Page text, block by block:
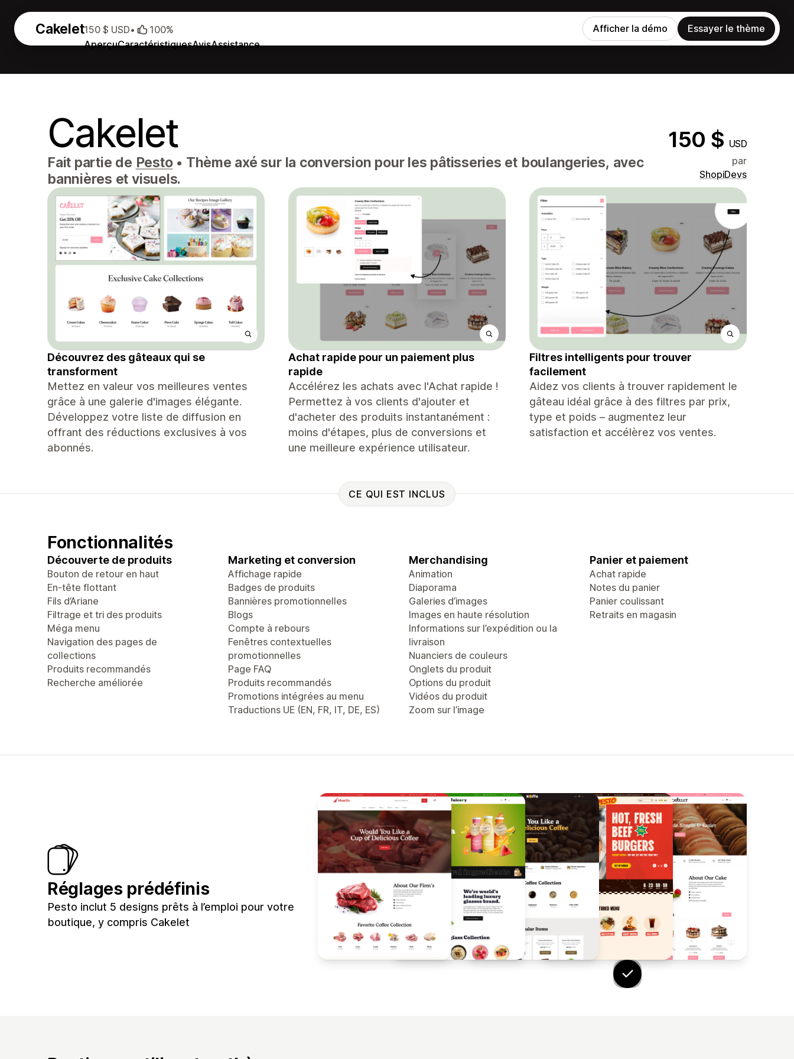
Cakelet
AperçuCaractéristiquesAvisAssistance
150 $ USD• 100% Afficher la démo Essayer le thème
Cakelet 150 $ USD
Fait partie de Pesto • Thème axé sur la conversion pour les pâtisseries et boulangeries, avec
bannières et visuels.
par
ShopiDevs
Découvrez des gâteaux qui se
transforment
Mettez en valeur vos meilleures ventes
grâce à une galerie d'images élégante.
Développez votre liste de diffusion en
offrant des réductions exclusives à vos
abonnés.
Achat rapide pour un paiement plus
rapide
Accélérez les achats avec l'Achat rapide !
Permettez à vos clients d'ajouter et
d'acheter des produits instantanément :
moins d'étapes, plus de conversions et
une meilleure expérience utilisateur.
Filtres intelligents pour trouver
facilement
Aidez vos clients à trouver rapidement le
gâteau idéal grâce à des filtres par prix,
type et poids – augmentez leur
satisfaction et accélèrez vos ventes.
CE QUI EST INCLUS
Fonctionnalités
Découverte de produits
Bouton de retour en haut
En-tête flottant
Fils d’Ariane
Filtrage et tri des produits
Méga menu
Navigation des pages de
collections
Produits recommandés
Recherche améliorée
Marketing et conversion
Affichage rapide
Badges de produits
Bannières promotionnelles
Blogs
Compte à rebours
Fenêtres contextuelles
promotionnelles
Page FAQ
Produits recommandés
Promotions intégrées au menu
Traductions UE (EN, FR, IT, DE, ES)
Merchandising
Animation
Diaporama
Galeries d’images
Images en haute résolution
Informations sur l’expédition ou la
livraison
Nuanciers de couleurs
Onglets du produit
Options du produit
Vidéos du produit
Zoom sur l’image
Panier et paiement
Achat rapide
Notes du panier
Panier coulissant
Retraits en magasin
Réglages prédéfinis
Pesto inclut 5 designs prêts à l’emploi pour votre
boutique, y compris Cakelet